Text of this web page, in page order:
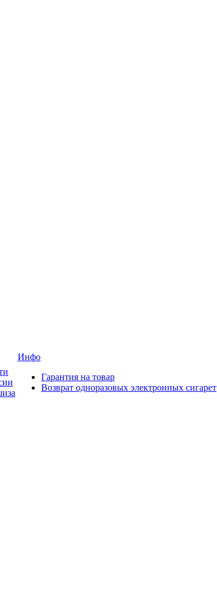
Инфо
Гарантия на товар
Возврат одноразовых электронных сигарет